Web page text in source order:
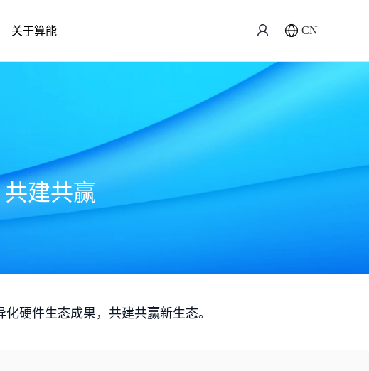
关于算能 CN
共建共赢
硬件生态成果，共建共赢新生态。